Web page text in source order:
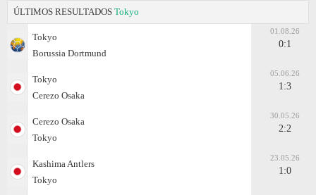
ÚLTIMOS RESULTADOS Tokyo
Tokyo
Borussia Dortmund
01.08.26
0:1
Tokyo
Cerezo Osaka
05.06.26
1:3
Cerezo Osaka
Tokyo
30.05.26
2:2
Kashima Antlers
Tokyo
23.05.26
1:0